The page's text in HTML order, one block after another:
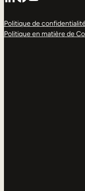
Politique de
Politique en matière de